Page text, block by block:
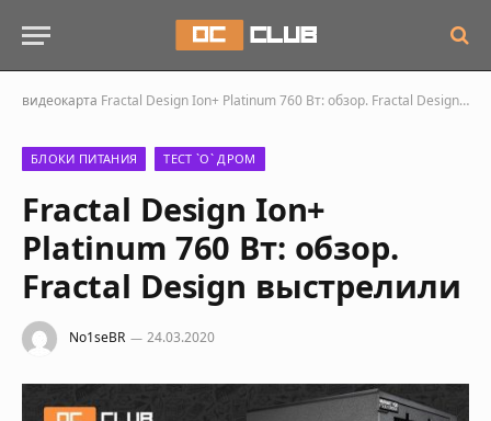
видеокарта Fractal Design Ion+ Platinum 760 Вт: обзор. Fractal Design выстрелили
БЛОКИ ПИТАНИЯ ТЕСТ `О` ДРОМ
Fractal Design Ion+
Platinum 760 Вт: обзор.
Fractal Design выстрелили
No1seBR 24.03.2020